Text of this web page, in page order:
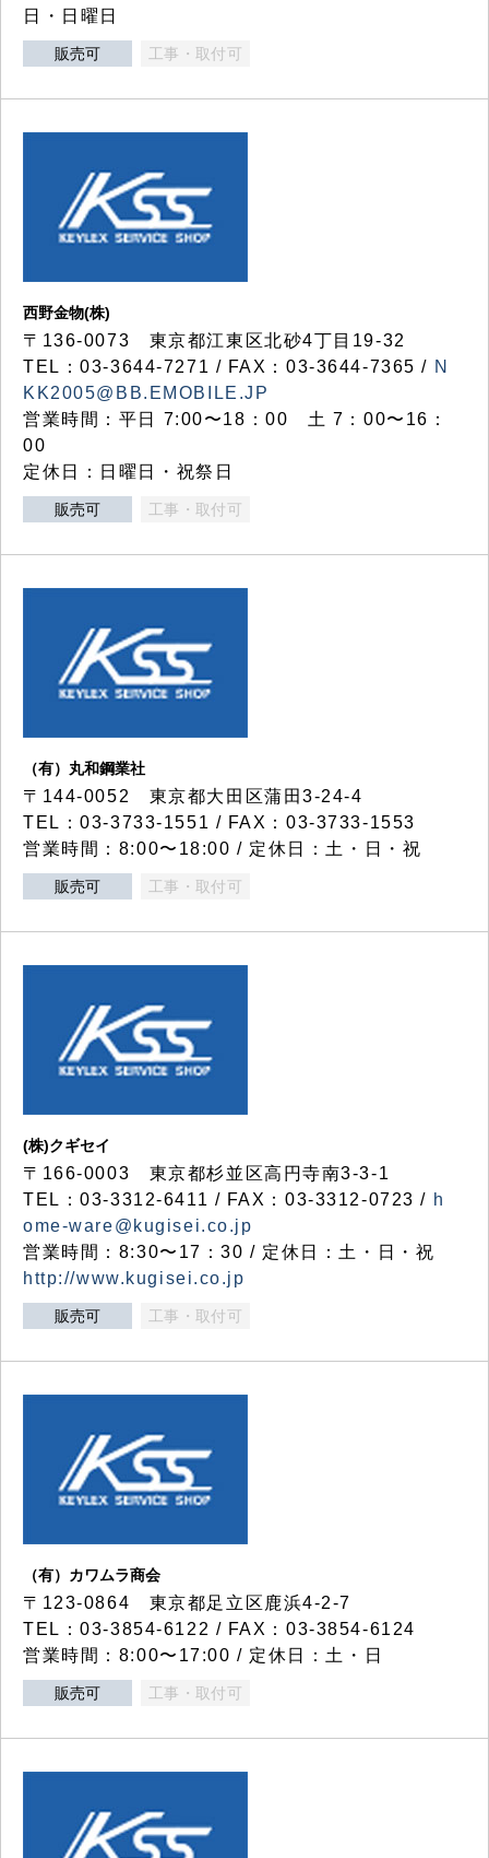
日・日曜日
販売可 工事・取付可
西野金物(株)
〒136-0073 東京都江東区北砂4丁目19-32
TEL：03‐3644‐7271 / FAX：03-3644-7365 / N
KK2005@BB.EMOBILE.JP
営業時間：平日 7:00〜18：00 土 7：00〜16：
00
定休日：日曜日・祝祭日
販売可 工事・取付可
（有）丸和鋼業社
〒144-0052 東京都大田区蒲田3-24-4
TEL：03-3733-1551 / FAX：03-3733-1553
営業時間：8:00〜18:00 / 定休日：土・日・祝
販売可 工事・取付可
(株)クギセイ
〒166-0003 東京都杉並区高円寺南3-3-1
TEL：03-3312-6411 / FAX：03-3312-0723 / h
ome-ware@kugisei.co.jp
営業時間：8:30〜17：30 / 定休日：土・日・祝
http://www.kugisei.co.jp
販売可 工事・取付可
（有）カワムラ商会
〒123-0864 東京都足立区鹿浜4-2-7
TEL：03-3854-6122 / FAX：03-3854-6124
営業時間：8:00〜17:00 / 定休日：土・日
販売可 工事・取付可